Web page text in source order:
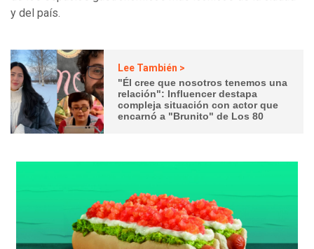
y del país.
Lee También >
"Él cree que nosotros tenemos una
relación": Influencer destapa
compleja situación con actor que
encarnó a "Brunito" de Los 80